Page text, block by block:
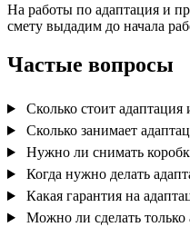
На работы по адаптация и
смету выдадим до начала
Частые вопросы
Сколько стоит
Сколько занимает
Нужно ли снимать
Когда нужно делать
Какая гарантия на
Можно ли сделать только